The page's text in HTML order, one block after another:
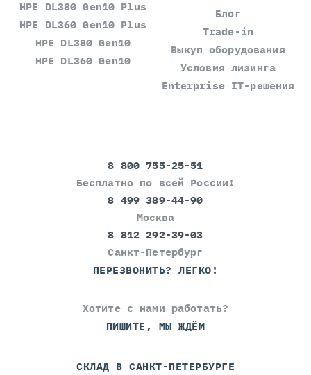
HPE DL380 Gen10 Plus
HPE DL360 Gen10 Plus
HPE DL380 Gen10
HPE DL360 Gen10
Блог
Trade-in
Выкуп оборудования
Условия лизинга
Enterprise IT-решения
8 800 755-25-51
Бесплатно по всей России!
8 499 389-44-90
Москва
8 812 292-39-03
Санкт-Петербург
ПЕРЕЗВОНИТЬ? ЛЕГКО!
Хотите с нами работать?
ПИШИТЕ, МЫ ЖДЁМ
СКЛАД В САНКТ-ПЕТЕРБУРГЕ